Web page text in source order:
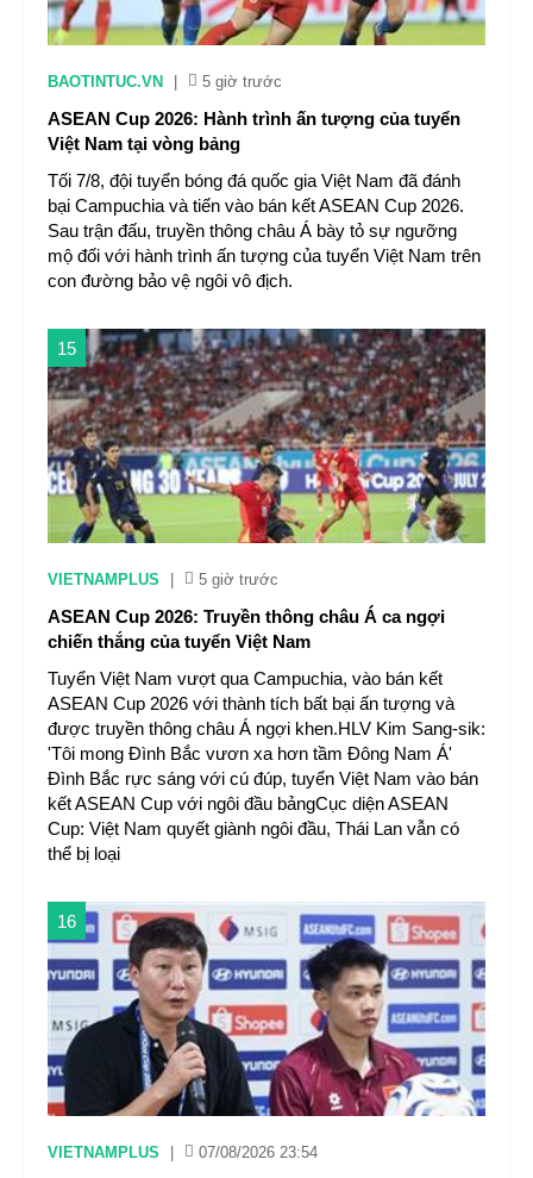
BAOTINTUC.VN 5 giờ trước
ASEAN Cup 2026: Hành trình ấn tượng của tuyển
Việt Nam tại vòng bảng
Tối 7/8, đội tuyển bóng đá quốc gia Việt Nam đã đánh
bại Campuchia và tiến vào bán kết ASEAN Cup 2026.
Sau trận đấu, truyền thông châu Á bày tỏ sự ngưỡng
mộ đối với hành trình ấn tượng của tuyển Việt Nam trên
con đường bảo vệ ngôi vô địch.
15
VIETNAMPLUS 5 giờ trước
ASEAN Cup 2026: Truyền thông châu Á ca ngợi
chiến thắng của tuyển Việt Nam
Tuyển Việt Nam vượt qua Campuchia, vào bán kết
ASEAN Cup 2026 với thành tích bất bại ấn tượng và
được truyền thông châu Á ngợi khen.HLV Kim Sang-sik:
'Tôi mong Đình Bắc vươn xa hơn tầm Đông Nam Á'
Đình Bắc rực sáng với cú đúp, tuyển Việt Nam vào bán
kết ASEAN Cup với ngôi đầu bảngCục diện ASEAN
Cup: Việt Nam quyết giành ngôi đầu, Thái Lan vẫn có
thể bị loại
16
VIETNAMPLUS 07/08/2026 23:54